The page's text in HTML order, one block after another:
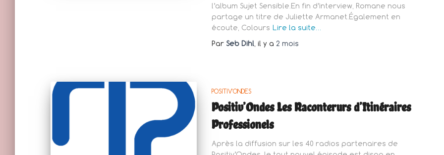
l’album Sujet Sensible.En fin d’interview, Romane nous
partage un titre de Juliette Armanet.Également en
écoute, Colours Lire la suite…
Par Seb Dihl, il y a 2 mois
POSITIV'ONDES
Positiv’Ondes Les Raconterurs d’Itinéraires
Professionels
Après la diffusion sur les 40 radios partenaires de